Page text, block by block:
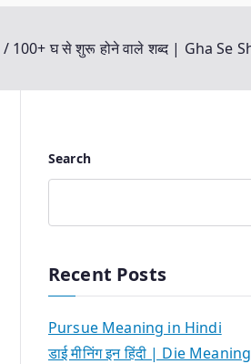
100+ घ से शुरू होने वाले शब्द | Gha Se
Search
Recent Posts
Pursue Meaning in Hindi
डाई मीनिंग इन हिंदी | Die